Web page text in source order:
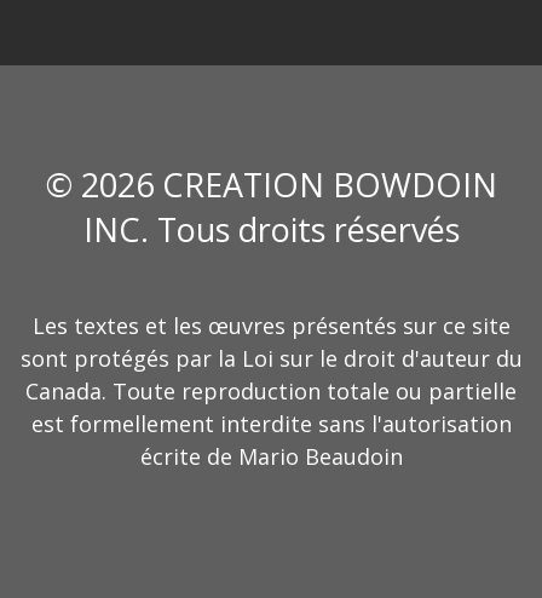
© 2026 CREATION BOWDOIN
INC. Tous droits réservés
Les textes et les œuvres présentés sur ce site
sont protégés par la Loi sur le droit d'auteur du
Canada. Toute reproduction totale ou partielle
est formellement interdite sans l'autorisation
écrite de Mario Beaudoin